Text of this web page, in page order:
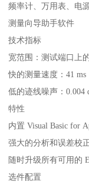
频率计、万用表、电
测量向导助手软件
技术指标
宽范围：测试端口上
快的测量速度：41
低的迹线噪声：0.004
特性
内置 Visual Basic for
强大的分析和误差校
随时升级所有可用的
选件配置